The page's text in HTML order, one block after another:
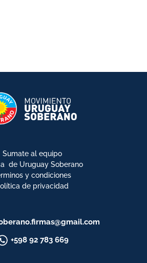
Sumate al equipo
de Uruguay Soberano
y condiciones
de privacidad
+598 92 783 669